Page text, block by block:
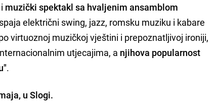
muzički spektakl sa hvaljenim ansamblom
električni swing, jazz, romsku muziku i kabare
virtuoznoj muzičkoj vještini i prepoznatljivoj ironiji,
utjecajima, a njihova popularnost
.
u Slogi.